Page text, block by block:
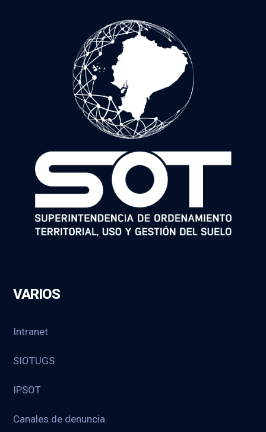
VARIOS
Intranet
SIOTUGS
IPSOT
Canales de denuncia